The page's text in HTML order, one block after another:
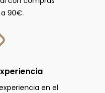
90€.
en el